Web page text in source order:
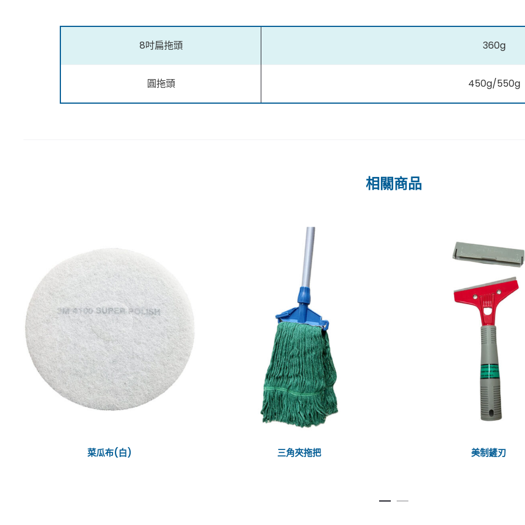
8吋扁拖頭 360g
圓拖頭 450g/550g
相關商品
菜瓜布(白) 三角夾拖把 美制鏟刃